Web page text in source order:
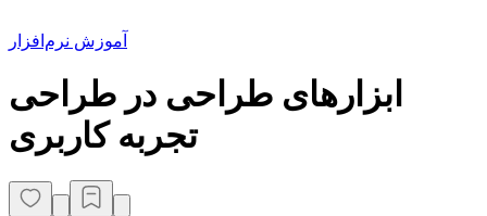
آموزش نرم‌افزار
ابزارهای طراحی در طراحی
تجربه کاربری